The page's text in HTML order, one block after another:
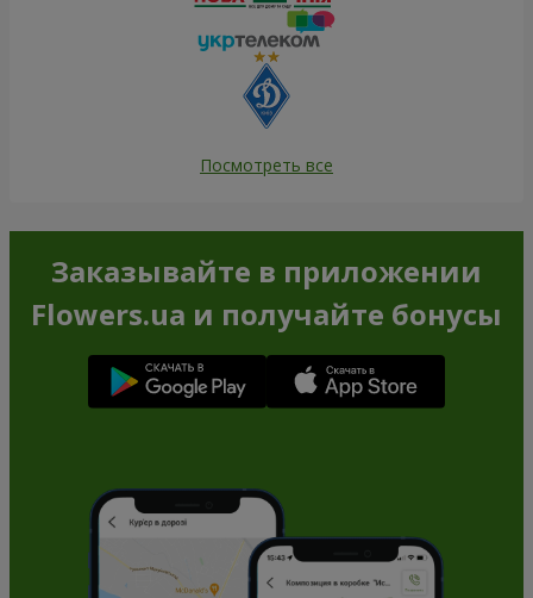
Посмотреть все
Заказывайте в приложении
Flowers.ua и получайте бонусы